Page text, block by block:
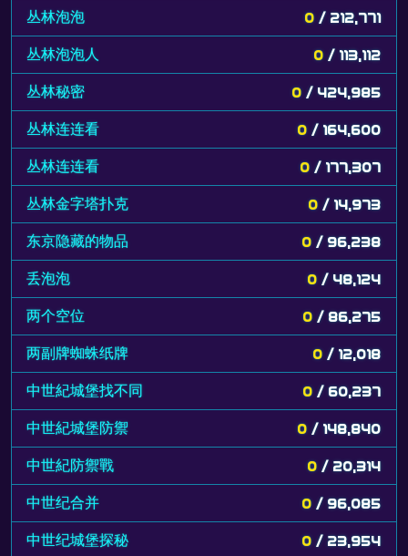
丛林泡泡 0 / 212,771
丛林泡泡人 0 / 113,112
丛林秘密 0 / 424,985
丛林连连看 0 / 164,600
丛林连连看 0 / 177,307
丛林金字塔扑克 0 / 14,973
东京隐藏的物品 0 / 96,238
丢泡泡 0 / 48,124
两个空位 0 / 86,275
两副牌蜘蛛纸牌 0 / 12,018
中世紀城堡找不同 0 / 60,237
中世紀城堡防禦 0 / 148,840
中世紀防禦戰 0 / 20,314
中世纪合并 0 / 96,085
中世纪城堡探秘 0 / 23,954